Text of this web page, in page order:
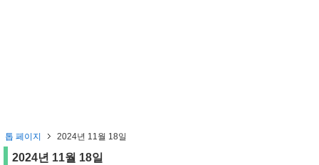
톱 페이지 2024년 11월 18일
2024년 11월 18일